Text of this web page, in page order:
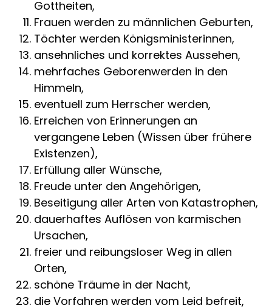
Gottheiten,
Frauen werden zu männlichen Geburten,
Töchter werden Königsministerinnen,
ansehnliches und korrektes Aussehen,
mehrfaches Geborenwerden in den
Himmeln,
eventuell zum Herrscher werden,
Erreichen von Erinnerungen an
vergangene Leben (Wissen über frühere
Existenzen),
Erfüllung aller Wünsche,
Freude unter den Angehörigen,
Beseitigung aller Arten von Katastrophen,
dauerhaftes Auflösen von karmischen
Ursachen,
freier und reibungsloser Weg in allen
Orten,
schöne Träume in der Nacht,
die Vorfahren werden vom Leid befreit,